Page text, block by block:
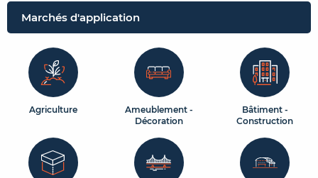
Marchés d'application
Agriculture
Ameublement -
Décoration
Bâtiment -
Construction